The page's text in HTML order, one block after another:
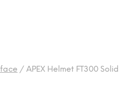
/ APEX Helmet FT300 Solid